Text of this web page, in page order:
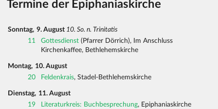
Termine der Epiphaniaskirche
Sonntag, 9. August 10. So. n. Trinitatis
11
Gottesdienst (Pfarrer Dörrich), Im Anschluss
Kirchenkaffee, Bethlehemskirche
Montag, 10. August
20
Feldenkrais, Stadel-Bethlehemskirche
Dienstag, 11. August
19
Literaturkreis: Buchbesprechung, Epiphaniaskirche